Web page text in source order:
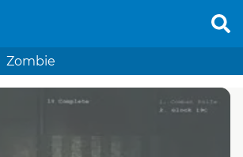
Zombie